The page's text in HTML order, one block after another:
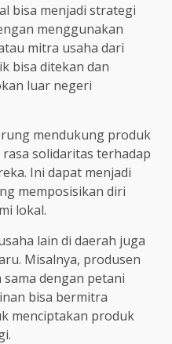
bisa menjadi strategi
menggunakan
mitra usaha dari
bisa ditekan dan
luar negeri
mendukung produk
solidaritas terhadap
Ini dapat menjadi
memposisikan diri
lokal.
lain di daerah juga
Misalnya, produsen
dengan petani
bisa bermitra
menciptakan produk